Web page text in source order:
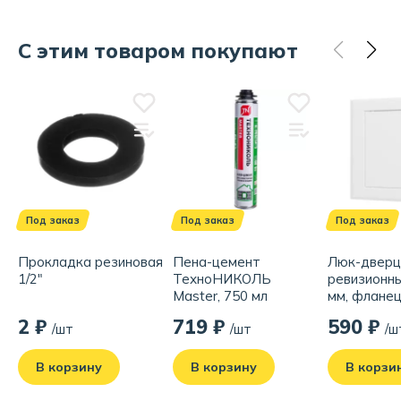
С этим товаром покупают
Под заказ
Прокладка резиновая
1/2"
2 ₽ /шт
В корзину
Под заказ
Пена-цемент
ТехноНИКОЛЬ
Master, 750 мл
719 ₽ /шт
В корзину
Под заказ
Люк-
мм,
590 ₽ /
В